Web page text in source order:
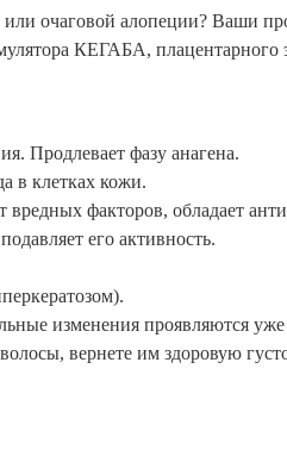
очаговой алопеции? Ваши
КЕГАБА,
Продлевает фазу анагена.
в клетках кожи.
факторов, обладает
его активность.
изменения проявляются
вернете им здоровую